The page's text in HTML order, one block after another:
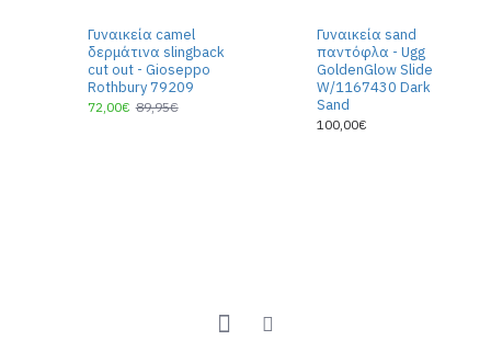
Γυναικεία camel
δερμάτινα slingback
cut out - Gioseppo
Rothbury 79209
72,00€ 89,95€
Γυναικεία sand
παντόφλα - Ugg
GoldenGlow Slide
W/1167430 Dark
Sand
100,00€